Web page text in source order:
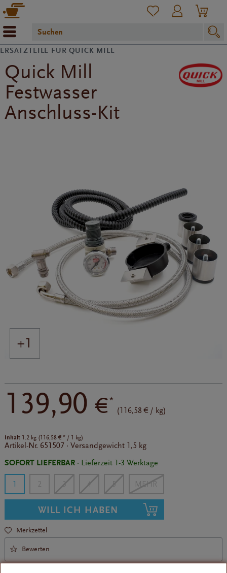
ERSATZTEILE FÜR QUICK MILL
Quick Mill
Festwasser
Anschluss-Kit
+1
139,90€*
(116,58 € / kg)
Inhalt 1.2 kg (116,58 € */ 1 kg)
Artikel-Nr. 651507 · Versandgewicht 1,5 kg
SOFORT LIEFERBAR· Lieferzeit 1-3 Werktage
1 2 3 4 5
WILL ICH HABEN
Merkzettel
Bewerten